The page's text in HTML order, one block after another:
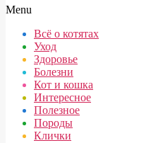
Menu
Всё о котятах
Уход
Здоровье
Болезни
Кот и кошка
Интересное
Полезное
Породы
Клички